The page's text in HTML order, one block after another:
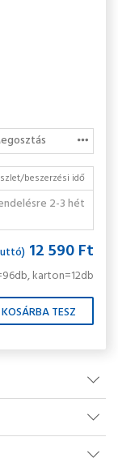
beszerzési idő
2-3 hét
12 590 Ft
karton=12db